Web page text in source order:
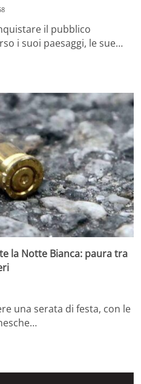
il pubblico
i suoi paesaggi, le sue…
la Notte Bianca: paura tra
una serata di festa, con le